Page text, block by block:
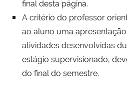
final desta página.
A critério do professor
ao aluno uma
atividades desenvolvidas
estágio supervisionado,
do final do semestre.